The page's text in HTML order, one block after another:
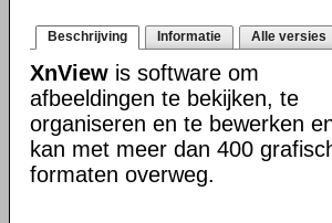
Beschrijving Informatie Alle versies
XnView is software om
afbeeldingen te bekijken, te
organiseren en te bewerken
kan met meer dan 400
formaten overweg.